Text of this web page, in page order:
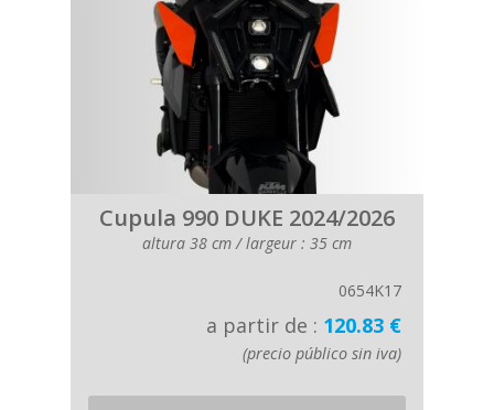
Cupula 990 DUKE 2024/2026
altura 38 cm / largeur : 35 cm
0654K17
a partir de : 120.83 €
(precio público sin iva)